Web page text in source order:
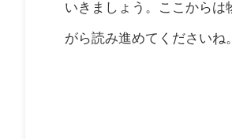
いきましょう。ここから
がら読み進めてくださいね。